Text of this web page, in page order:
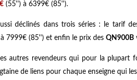
(55'') à 6399€ (85'').
déclinés dans trois séries : le tarif
7999€ (85'') et enfin le prix des QN900B
autres revendeurs qui pour la plupart
de liens pour chaque enseigne qui